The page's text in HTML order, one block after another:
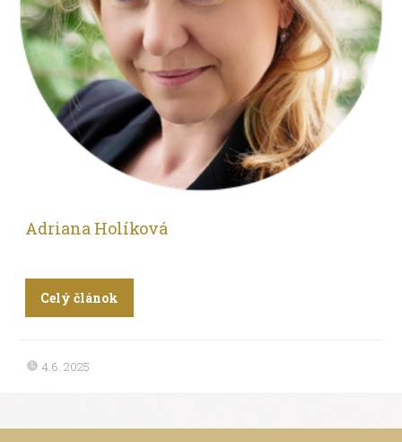
Adriana Holíková
Celý článok
4.6. 2025